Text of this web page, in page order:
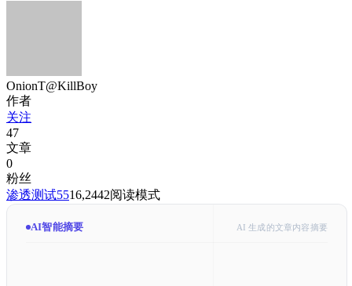
OnionT@KillBoy
作者
关注
47
文章
0
粉丝
渗透测试5516,2442阅读模式
AI智能摘要 AI 生成的文章内容摘要